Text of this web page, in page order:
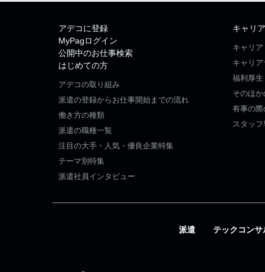
アデコに登録
MyPagログイン
公開中のお仕事検索
はじめての方
アデコの取り組み
派遣の登録からお仕事開始までの流れ
働き方の種類
派遣の職種一覧
注目の大手・人気・優良企業特集
テーマ別特集
派遣社員インタビュー
キャリ
キャリ
キャリ
福利厚生
そのほ
有事の
スタッ
派遣 テックコン